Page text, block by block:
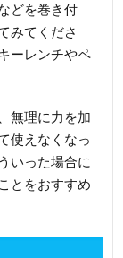
どを巻き付
みてくださ
ーレンチやペ
無理に力を加
使えなくなっ
いった場合に
とをおすすめ